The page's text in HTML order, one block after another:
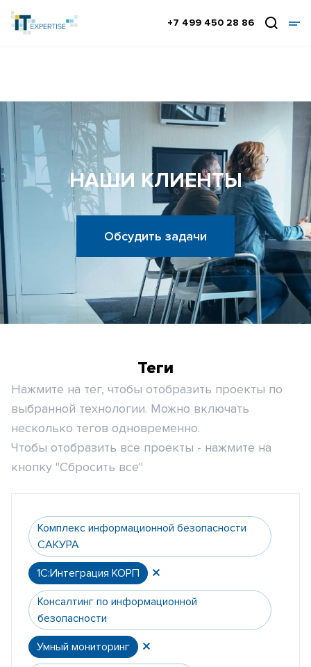
+7 499 450 28 86
НАШИ КЛИЕНТЫ
Обсудить задачи
Теги
Нажмите на тег, чтобы отобразить проекты по
выбранной технологии. Можно включать
несколько тегов одновременно.
Чтобы отобразить все проекты - нажмите на
кнопку "Сбросить все"
Комплекс информационной безопасности
САКУРА
1С:Интеграция КОРП
Консалтинг по информационной
безопасности
Умный мониторинг